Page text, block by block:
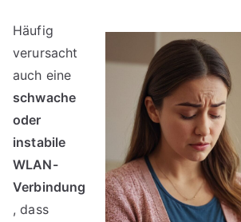
Häufig
verursacht
auch eine
schwache
oder
instabile
WLAN-
Verbindung
, dass